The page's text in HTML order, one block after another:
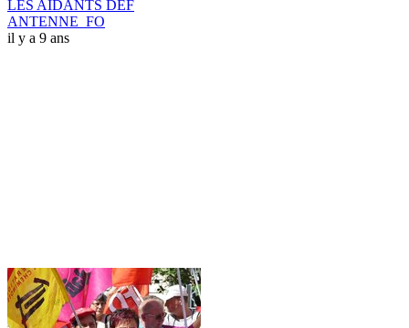
LES AIDANTS DEF
ANTENNE_FO
il y a 9 ans